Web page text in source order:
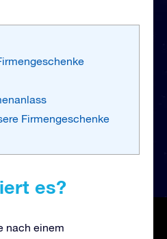
Firmengeschenke
es?
nach einem